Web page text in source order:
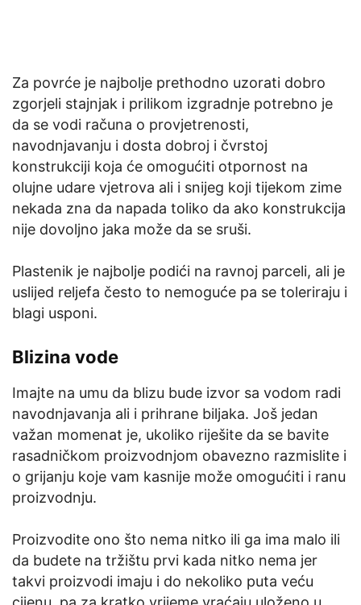
Za povrće je najbolje prethodno uzorati dobro
zgorjeli stajnjak i prilikom izgradnje potrebno je
da se vodi računa o provjetrenosti,
navodnjavanju i dosta dobroj i čvrstoj
konstrukciji koja će omogućiti otpornost na
olujne udare vjetrova ali i snijeg koji tijekom zime
nekada zna da napada toliko da ako konstrukcija
nije dovoljno jaka može da se sruši.
Plastenik je najbolje podići na ravnoj parceli, ali je
uslijed reljefa često to nemoguće pa se toleriraju i
blagi usponi.
Blizina vode
Imajte na umu da blizu bude izvor sa vodom radi
navodnjavanja ali i prihrane biljaka. Još jedan
važan momenat je, ukoliko riješite da se bavite
rasadničkom proizvodnjom obavezno razmislite i
o grijanju koje vam kasnije može omogućiti i ranu
proizvodnju.
Proizvodite ono što nema nitko ili ga ima malo ili
da budete na tržištu prvi kada nitko nema jer
takvi proizvodi imaju i do nekoliko puta veću